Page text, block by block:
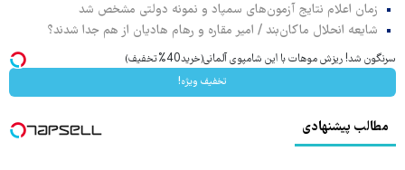
زمان اعلام نتایج آزمون‌های سمپاد و نمونه دولتی مشخص شد
شایعه انحلال ماکان‌بند / امیر مقاره و رهام هادیان از هم جدا شدند؟
سرنگون شد! ریزش موهات با این شامپوی آلمانی(خرید40%تخفیف)
تخفیف ویژه!
مطالب پیشنهادی